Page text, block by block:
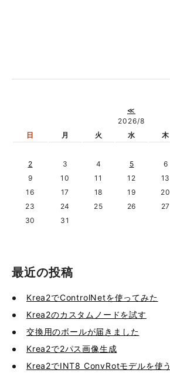
≪
2026/8
日
月 火 水 木
2
3 4 5 6
9
10 11 12 13
16
17 18 19 20
23
24 25 26 27
30
31
最近の投稿
Krea2でControlNetを使ってみた
Krea2のカスタムノードを試す
交換用のボールが届きました
Krea2で2パス画像生成
Krea2でINT8 ConvRotモデルを使う